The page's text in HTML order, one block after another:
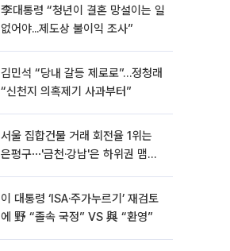
李대통령 “청년이 결혼 망설이는 일
없어야...제도상 불이익 조사”
김민석 “당내 갈등 제로로”…정청래
“신천지 의혹제기 사과부터”
서울 집합건물 거래 회전율 1위는
은평구⋯'금천·강남'은 하위권 맴돌
이 대통령 ‘ISA·주가누르기’ 재검토
에 野 “졸속 국정” VS 與 “환영”